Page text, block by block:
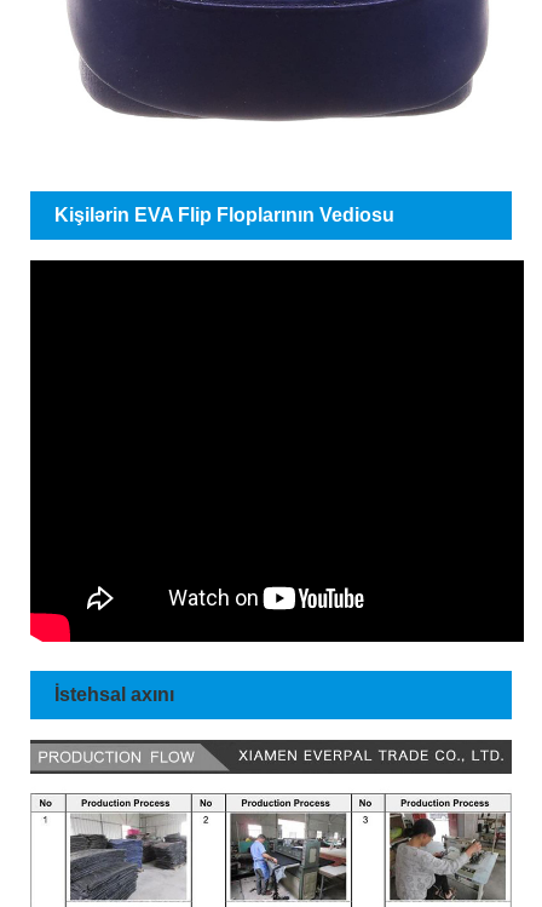
Kişilərin EVA Flip Floplarının Vediosu
İstehsal axını